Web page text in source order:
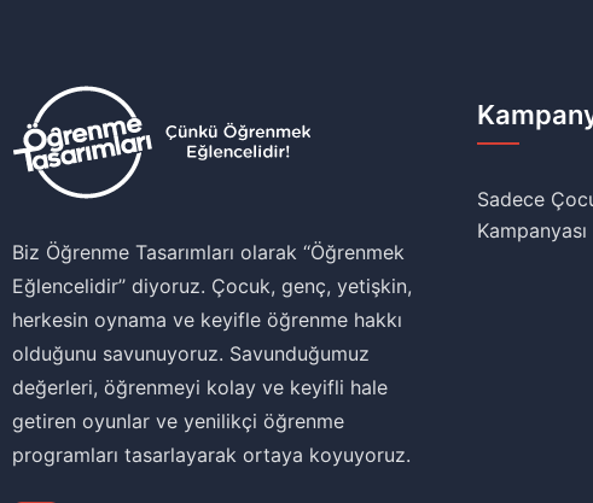
Biz Öğrenme Tasarımları olarak ‘‘Öğrenmek
Eğlencelidir’’ diyoruz. Çocuk, genç, yetişkin,
herkesin oynama ve keyifle öğrenme hakkı
olduğunu savunuyoruz. Savunduğumuz
değerleri, öğrenmeyi kolay ve keyifli hale
getiren oyunlar ve yenilikçi öğrenme
programları tasarlayarak ortaya koyuyoruz.
Sadece
Kampanyası